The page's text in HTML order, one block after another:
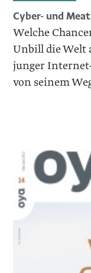
Cyber- und
Welche
Unbill die Welt
junger
von seinem